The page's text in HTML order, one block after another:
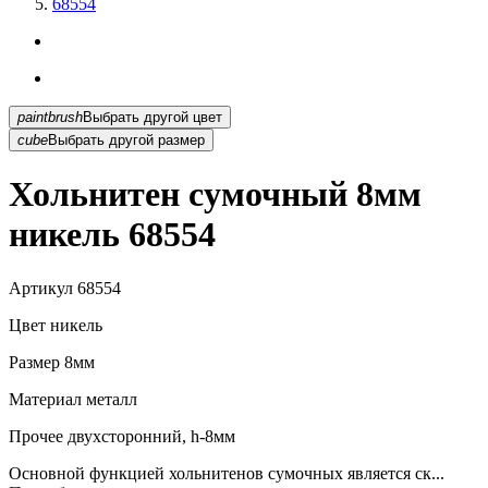
paintbrush
Выбрать другой цвет
cubeВыбрать другой размер
Хольнитен сумочный 8мм
никель 68554
Артикул 68554
Цвет никель
Размер 8мм
Материал металл
Прочее двухсторонний, h-8мм
Основной функцией хольнитенов сумочных является ск...